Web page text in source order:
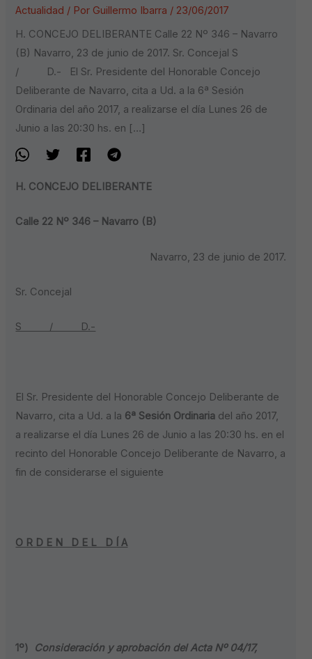
Actualidad / Por Guillermo Ibarra / 23/06/2017
H. CONCEJO DELIBERANTE Calle 22 Nº 346 – Navarro
(B) Navarro, 23 de junio de 2017. Sr. Concejal S
/ D.- El Sr. Presidente del Honorable Concejo
Deliberante de Navarro, cita a Ud. a la 6ª Sesión
Ordinaria del año 2017, a realizarse el día Lunes 26 de
Junio a las 20:30 hs. en […]
H. CONCEJO DELIBERANTE
Calle 22 Nº 346 – Navarro (B)
Navarro, 23 de junio de 2017.
Sr. Concejal
S / D.-
El Sr. Presidente del Honorable Concejo Deliberante de
Navarro, cita a Ud. a la 6ª Sesión Ordinaria del año 2017,
a realizarse el día Lunes 26 de Junio a las 20:30 hs. en el
recinto del Honorable Concejo Deliberante de Navarro, a
fin de considerarse el siguiente
O R D E N D E L D Í A
1º)
Consideración y aprobación del Acta Nº 04/17,